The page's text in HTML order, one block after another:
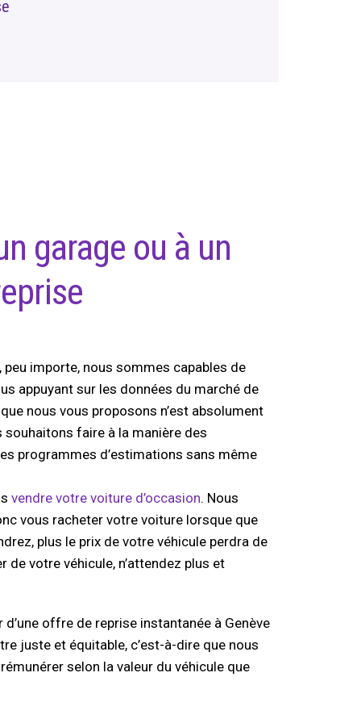
garage ou à un
importe, nous sommes capables de
appuyant sur les données du marché de
nous vous proposons n’est absolument
faire à la manière des
programmes d’estimations sans même
vendre votre voiture d’occasion. Nous
vous racheter votre voiture lorsque que
plus le prix de votre véhicule perdra de
votre véhicule, n’attendez plus et
offre de reprise instantanée à Genève
juste et équitable, c’est-à-dire que nous
selon la valeur du véhicule que